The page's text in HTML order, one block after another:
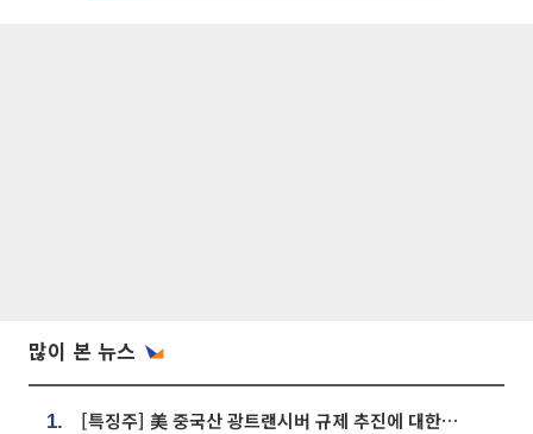
많이 본 뉴스
1. [특징주] 美 중국산 광트랜시버 규제 추진에 대한광통신 등 광통신株 강세